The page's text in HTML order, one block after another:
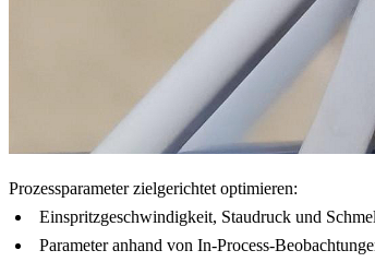
Prozessparameter zielgerichtet optimieren:
Einspritzgeschwindigkeit, Staudruck und
Parameter anhand von In-Process-